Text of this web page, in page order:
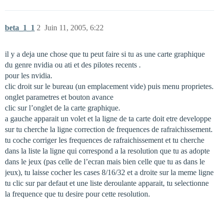
beta_1_1 Juin 11, 2005, 6:22
2
il y a deja une chose que tu peut faire si tu as une carte graphique
du genre nvidia ou ati et des pilotes recents .
pour les nvidia.
clic droit sur le bureau (un emplacement vide) puis menu proprietes.
onglet parametres et bouton avance
clic sur l’onglet de la carte graphique.
a gauche apparait un volet et la ligne de ta carte doit etre developpe
sur tu cherche la ligne correction de frequences de rafraichissement.
tu coche corriger les frequences de rafraichissement et tu cherche
dans la liste la ligne qui correspond a la resolution que tu as adopte
dans le jeux (pas celle de l’ecran mais bien celle que tu as dans le
jeux), tu laisse cocher les cases 8/16/32 et a droite sur la meme ligne
tu clic sur par defaut et une liste deroulante apparait, tu selectionne
la frequence que tu desire pour cette resolution.